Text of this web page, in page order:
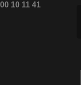
10 11 41